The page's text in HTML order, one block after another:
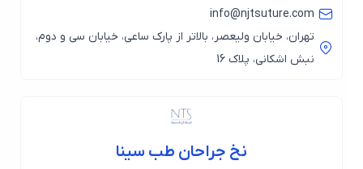
info@njtsuture.com
تهران، خیابان ولیعصر، بالاتر از پارک ساعی، خیابان سی و دوم،
نبش اشکانی، پلاک 16
نخ جراحان طب سینا